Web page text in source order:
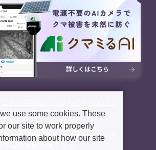
Nagayaホールディングスの一員です
レクトティアです。
ックは情報セキュリティマネジメ
use some cookies. These
our site to work properly
about how our site